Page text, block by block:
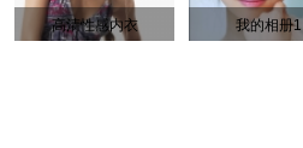
高清性感内衣 我的相册1